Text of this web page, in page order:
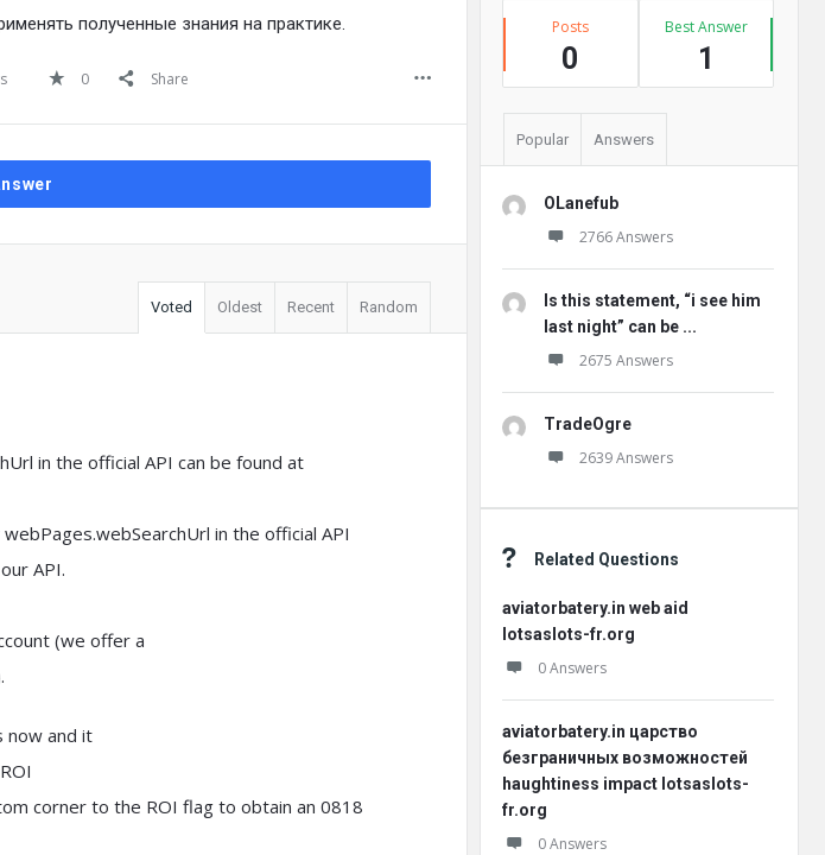
полученные знания на практике.
0 Share
Voted Oldest Recent Random
in the official API can be found at
in the official API
API.
(we offer a
now and it
corner to the ROI flag to obtain an 0818
Posts
0
Best Answer
1
Popular Answers
OLanefub
2766 Answers
Is this statement, “i see him
last night” can be ...
2675 Answers
TradeOgre
2639 Answers
Related Questions
aviatorbatery.in web aid
lotsaslots-fr.org
0 Answers
aviatorbatery.in царство
безграничных возможностей
haughtiness impact lotsaslots-
fr.org
0 Answers